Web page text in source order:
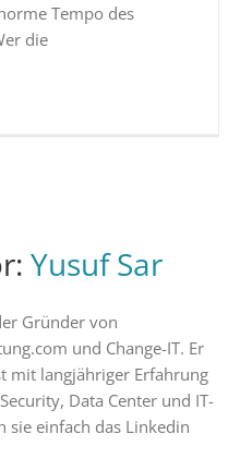
Tempo des
die
Yusuf Sar
Gründer von
und Change-IT. Er
mit langjähriger Erfahrung
Data Center und IT-
sie einfach das Linkedin